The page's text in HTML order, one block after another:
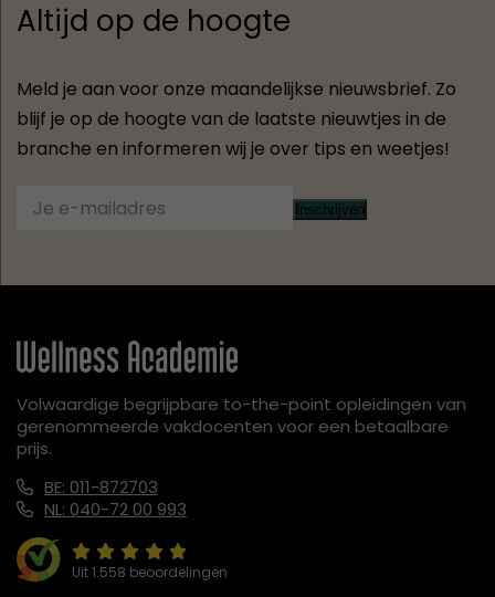
Altijd op de hoogte
Meld je aan voor onze maandelijkse nieuwsbrief. Zo
blijf je op de hoogte van de laatste nieuwtjes in de
branche en informeren wij je over tips en weetjes!
Inschrijven
Volwaardige begrijpbare to-the-point opleidingen van
gerenommeerde vakdocenten voor een betaalbare
prijs.
BE: 011-872703
NL: 040-72 00 993
Uit 1.558 beoordelingen